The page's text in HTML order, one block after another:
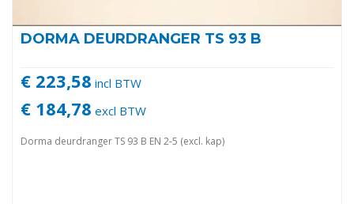
DORMA DEURDRANGER TS 93 B
€ 223,58 incl BTW
€ 184,78 excl BTW
Dorma deurdranger TS 93 B EN 2-5 (excl. kap)